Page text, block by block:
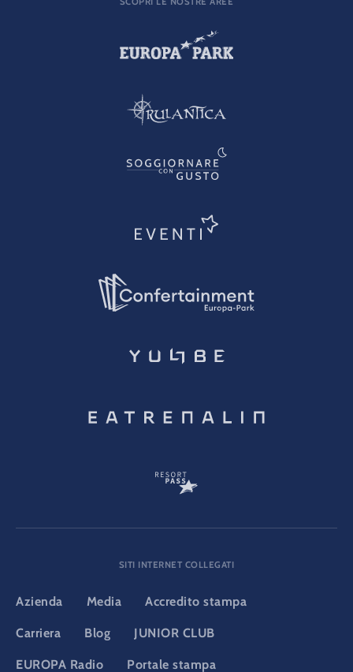
SITI INTERNET COLLEGATI
Azienda Media Accredito stampa
Carriera Blog JUNIOR CLUB
EUROPA Radio Portale stampa